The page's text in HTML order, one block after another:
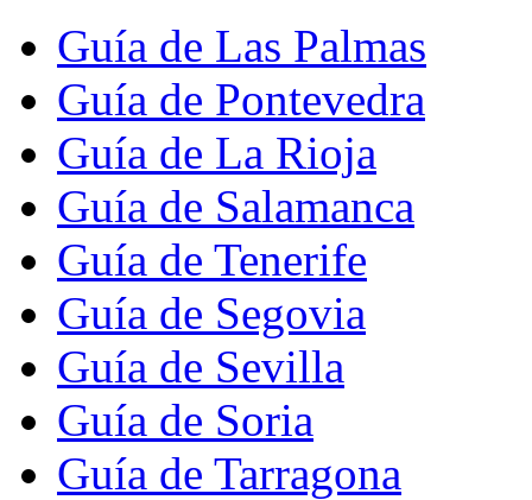
Guía de Las Palmas
Guía de Pontevedra
Guía de La Rioja
Guía de Salamanca
Guía de Tenerife
Guía de Segovia
Guía de Sevilla
Guía de Soria
Guía de Tarragona